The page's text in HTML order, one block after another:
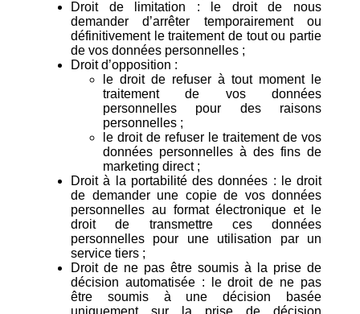
Droit de limitation : le droit de nous
demander d’arrêter temporairement ou
définitivement le traitement de tout ou partie
de vos données personnelles ;
Droit d’opposition :
le droit de refuser à tout moment le
traitement de vos données
personnelles pour des raisons
personnelles ;
le droit de refuser le traitement de vos
données personnelles à des fins de
marketing direct ;
Droit à la portabilité des données : le droit
de demander une copie de vos données
personnelles au format électronique et le
droit de transmettre ces données
personnelles pour une utilisation par un
service tiers ;
Droit de ne pas être soumis à la prise de
décision automatisée : le droit de ne pas
être soumis à une décision basée
uniquement sur la prise de décision